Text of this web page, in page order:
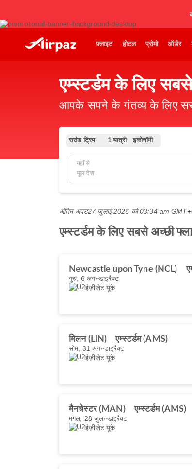
फ़्लाइट होटल प्रोमो ऑर्डर
एम्स्टर्डम के लिए
आपके सपने के गंतव्य के लिए
राउंड ट्रिप 1 यात्री इकोनॉमी
यहाँ से
अंतिम अपड27 जुलाई 2026 को 03:34 am
एम्स्टर्डम के लिए सबसे अच्छी
Newcastle upon Tyne (NCL)
गुरु, 6 अग॰डाइरैक्ट
ईज़ीजेट यूके
मिलन (LIN) एम्स्टर्डम (AMS)
सोम, 31 अग॰डाइरैक्ट
ईज़ीजेट यूके
मैनचेस्टर (MAN) एम्स्टर्डम (AMS)
मंगल, 28 जुल॰ डाइरैक्ट
ईज़ीजेट यूके